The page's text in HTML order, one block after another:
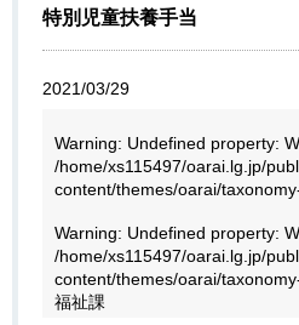
特別児童扶養手当
2021/03/29
Warning: Undefined property:
/home/xs115497/oarai.lg.jp/
content/themes/oarai/
Warning: Undefined property:
/home/xs115497/oarai.lg.jp/
content/themes/oarai/
福祉課